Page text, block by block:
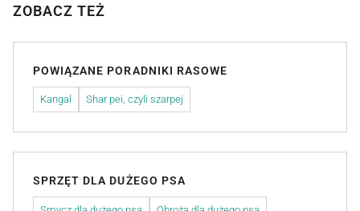
ZOBACZ TEŻ
POWIĄZANE PORADNIKI RASOWE
Kangal Shar pei, czyli szarpej
SPRZĘT DLA DUŻEGO PSA